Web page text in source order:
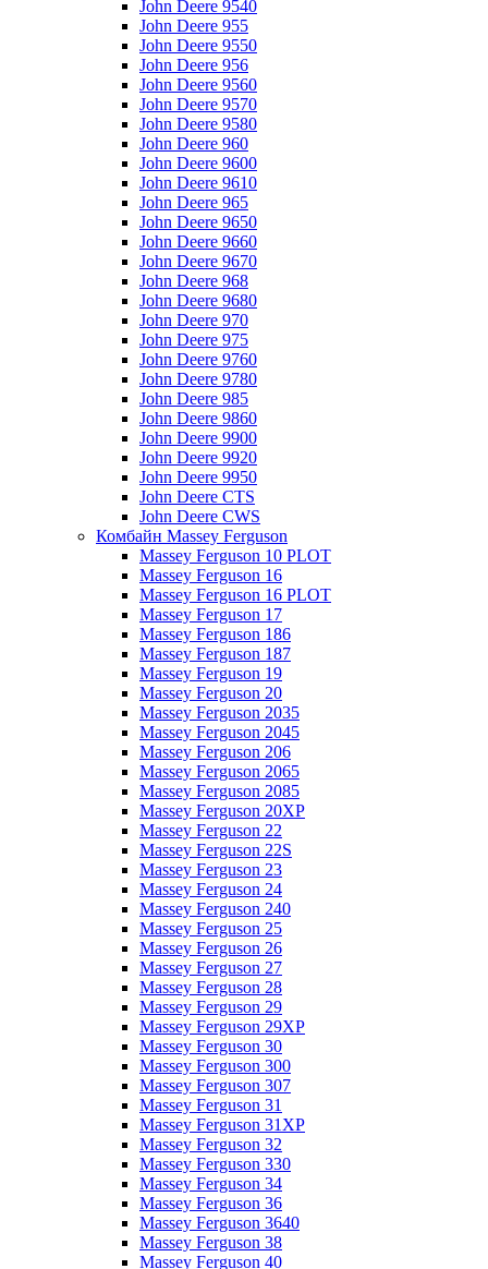
John Deere 9540
John Deere 955
John Deere 9550
John Deere 956
John Deere 9560
John Deere 9570
John Deere 9580
John Deere 960
John Deere 9600
John Deere 9610
John Deere 965
John Deere 9650
John Deere 9660
John Deere 9670
John Deere 968
John Deere 9680
John Deere 970
John Deere 975
John Deere 9760
John Deere 9780
John Deere 985
John Deere 9860
John Deere 9900
John Deere 9920
John Deere 9950
John Deere CTS
John Deere CWS
Комбайн Massey Ferguson
Massey Ferguson 10 PLOT
Massey Ferguson 16
Massey Ferguson 16 PLOT
Massey Ferguson 17
Massey Ferguson 186
Massey Ferguson 187
Massey Ferguson 19
Massey Ferguson 20
Massey Ferguson 2035
Massey Ferguson 2045
Massey Ferguson 206
Massey Ferguson 2065
Massey Ferguson 2085
Massey Ferguson 20XP
Massey Ferguson 22
Massey Ferguson 22S
Massey Ferguson 23
Massey Ferguson 24
Massey Ferguson 240
Massey Ferguson 25
Massey Ferguson 26
Massey Ferguson 27
Massey Ferguson 28
Massey Ferguson 29
Massey Ferguson 29XP
Massey Ferguson 30
Massey Ferguson 300
Massey Ferguson 307
Massey Ferguson 31
Massey Ferguson 31XP
Massey Ferguson 32
Massey Ferguson 330
Massey Ferguson 34
Massey Ferguson 36
Massey Ferguson 3640
Massey Ferguson 38
Massey Ferguson 40